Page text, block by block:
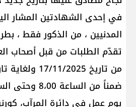
في إحدى الشهادتين المشار
المدنيين ، من الذكور فقط ،
تقدّم الطلبات من قبل أصحاب
يوم عمل في دائرة المرآب،